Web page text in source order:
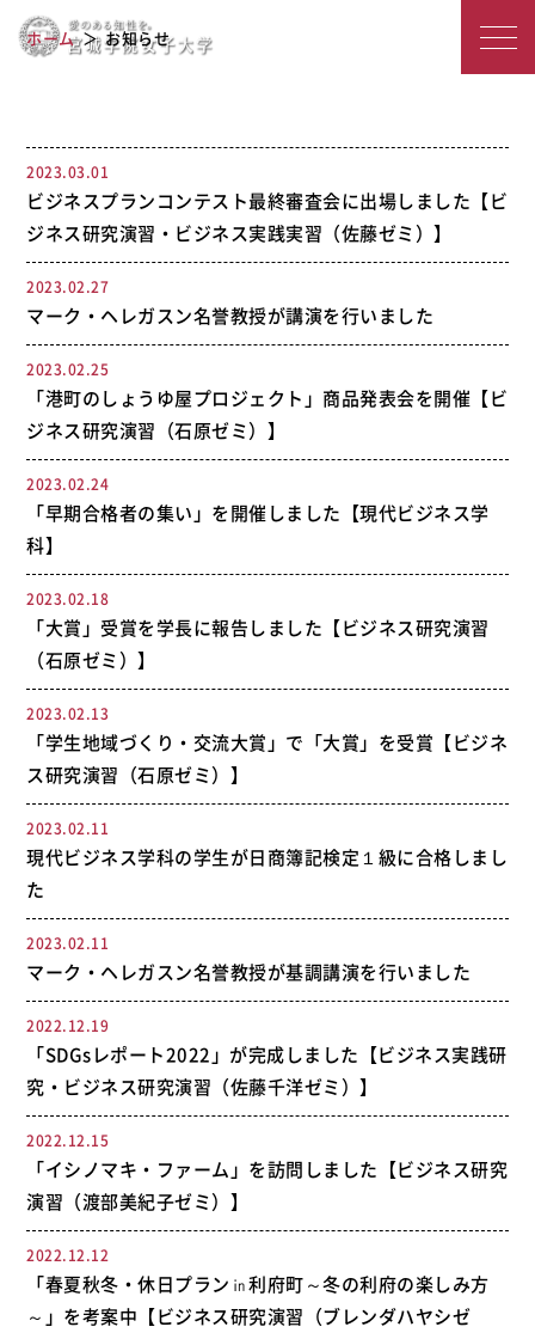
女
子
大
学
2022年度のアーカイブ
ホーム お知らせ
2023.03.01
ビジネスプランコンテスト最終審査会に出場しました【ビ
ジネス研究演習・ビジネス実践実習（佐藤ゼミ）】
2023.02.27
マーク・ヘレガスン名誉教授が講演を行いました
2023.02.25
「港町のしょうゆ屋プロジェクト」商品発表会を開催【ビ
ジネス研究演習（石原ゼミ）】
2023.02.24
「早期合格者の集い」を開催しました【現代ビジネス学
科】
2023.02.18
「大賞」受賞を学長に報告しました【ビジネス研究演習
（石原ゼミ）】
2023.02.13
「学生地域づくり・交流大賞」で「大賞」を受賞【ビジネ
ス研究演習（石原ゼミ）】
2023.02.11
現代ビジネス学科の学生が日商簿記検定１級に合格しまし
た
2023.02.11
マーク・ヘレガスン名誉教授が基調講演を行いました
2022.12.19
「SDGsレポート2022」が完成しました【ビジネス実践研
究・ビジネス研究演習（佐藤千洋ゼミ）】
2022.12.15
「イシノマキ・ファーム」を訪問しました【ビジネス研究
演習（渡部美紀子ゼミ）】
2022.12.12
「春夏秋冬・休日プラン㏌利府町～冬の利府の楽しみ方
～」を考案中【ビジネス研究演習（ブレンダハヤシゼ